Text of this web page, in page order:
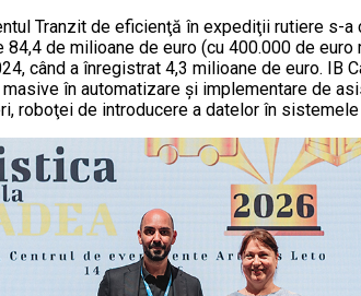
Tranzit de eficienţă în expediţii rutiere s-a
de milioane de euro (cu 400.000 de
când a înregistrat 4,3 milioane de euro. IB
în automatizare şi implementare de
roboţei de introducere a datelor în